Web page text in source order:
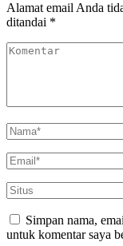
Alamat email Anda
ditandai *
Simpan nama,
untuk komentar saya